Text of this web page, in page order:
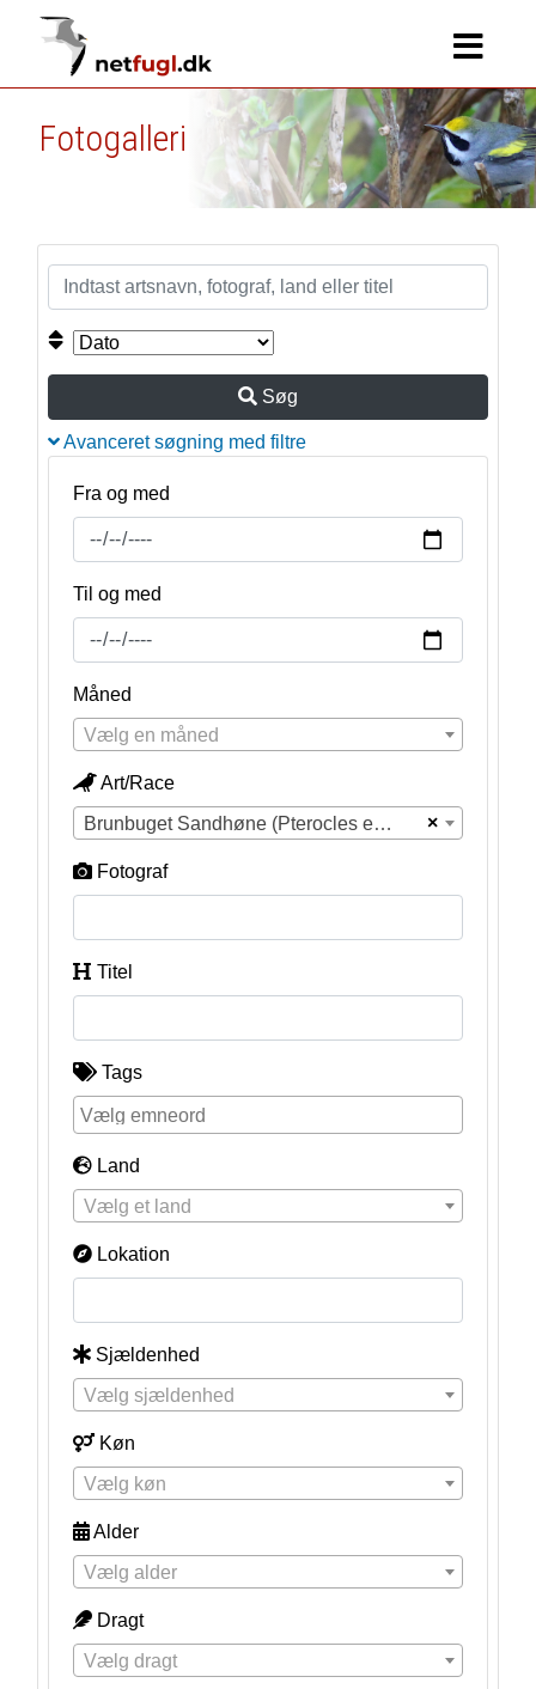
Fotogalleri
Søg
Avanceret søgning med filtre
Fra og med
Til og med
Måned
Vælg en måned
Art/Race
×
Brunbuget Sandhøne (Pterocles exustus)
Fotograf
Titel
Tags
Land
Vælg et land
Lokation
Sjældenhed
Vælg sjældenhed
Køn
Vælg køn
Alder
Vælg alder
Dragt
Vælg dragt